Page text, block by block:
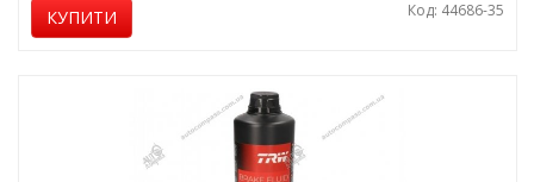
КУПИТИ Код: 44686-35